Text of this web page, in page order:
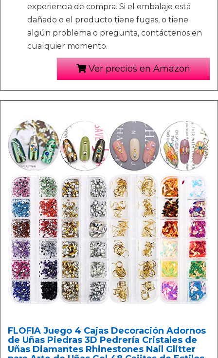
experiencia de compra. Si el embalaje está
dañado o el producto tiene fugas, o tiene
algún problema o pregunta, contáctenos en
cualquier momento.
Ver precios en Amazon
FLOFIA Juego 4 Cajas Decoración Adornos
de Uñas Piedras 3D Pedrería Cristales de
Uñas Diamantes Rhinestones Nail Glitter